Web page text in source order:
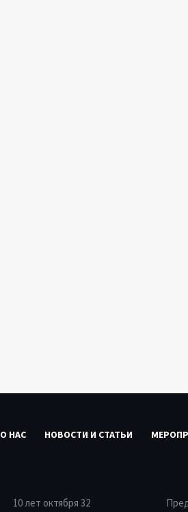
О НАС НОВОСТИ И СТАТЬИ
10 лет октября 32